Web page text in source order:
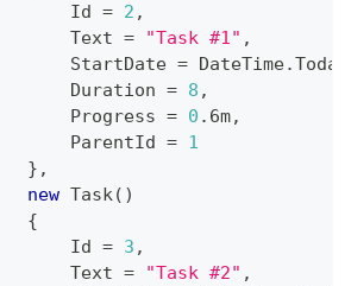
Id = 2 ,
Text = "Task #1" ,
StartDate = DateTime.Today
Duration = 8 ,
Progress = 0 . 6m,
ParentId = 1
} ,
new Task( )
{
Id = 3 ,
Text = "Task #2" ,